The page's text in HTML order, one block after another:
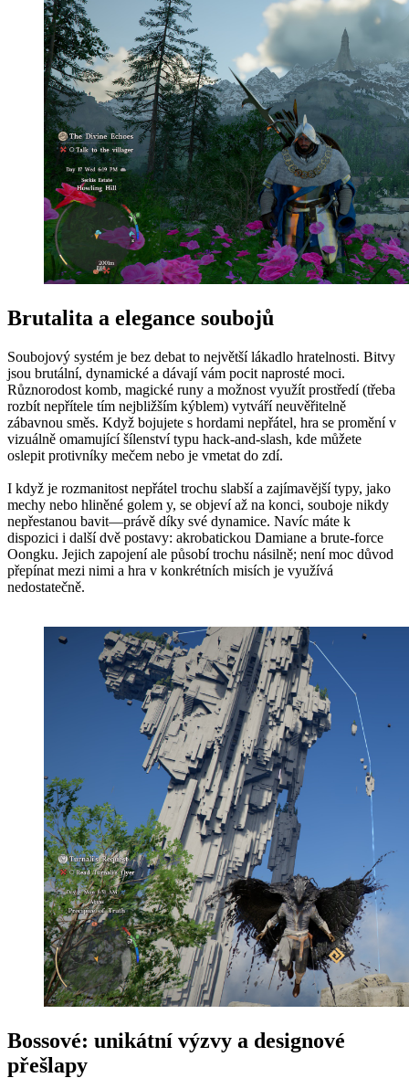
Brutalita a elegance soubojů
Soubojový systém je bez debat to největší lákadlo hratelnosti. Bitvy
jsou brutální, dynamické a dávají vám pocit naprosté moci.
Různorodost komb, magické runy a možnost využít prostředí (třeba
rozbít nepřítele tím nejbližším kýblem) vytváří neuvěřitelně
zábavnou směs. Když bojujete s hordami nepřátel, hra se promění v
vizuálně omamující šílenství typu hack-and-slash, kde můžete
oslepit protivníky mečem nebo je vmetat do zdí.
I když je rozmanitost nepřátel trochu slabší a zajímavější typy, jako
mechy nebo hliněné golem y, se objeví až na konci, souboje nikdy
nepřestanou bavit—právě díky své dynamice. Navíc máte k
dispozici i další dvě postavy: akrobatickou Damiane a brute-force
Oongku. Jejich zapojení ale působí trochu násilně; není moc důvod
přepínat mezi nimi a hra v konkrétních misích je využívá
nedostatečně.
Bossové: unikátní výzvy a designové
přešlapy